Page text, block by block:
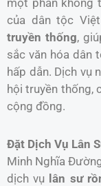
của dân tộc
truyền thống,
sắc văn hóa dân
hấp dẫn. Dịch vụ
hội truyền thống,
cộng đồng.
Đặt Dịch Vụ Lân
Minh Nghĩa
dịch vụ lân sư